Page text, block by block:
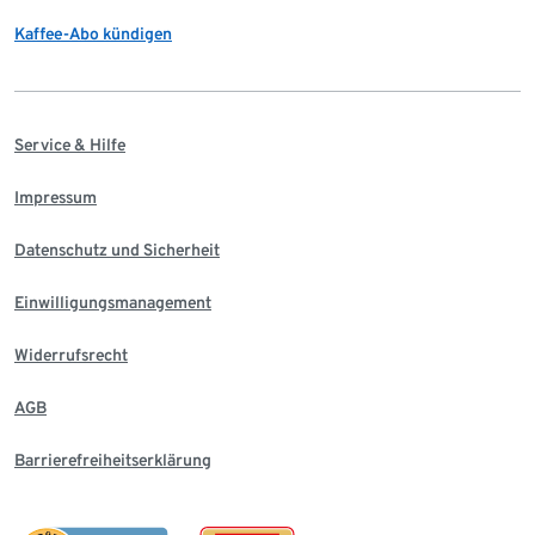
Kaffee-Abo kündigen
Service & Hilfe
Impressum
Datenschutz und Sicherheit
Einwilligungsmanagement
Widerrufsrecht
AGB
Barrierefreiheitserklärung